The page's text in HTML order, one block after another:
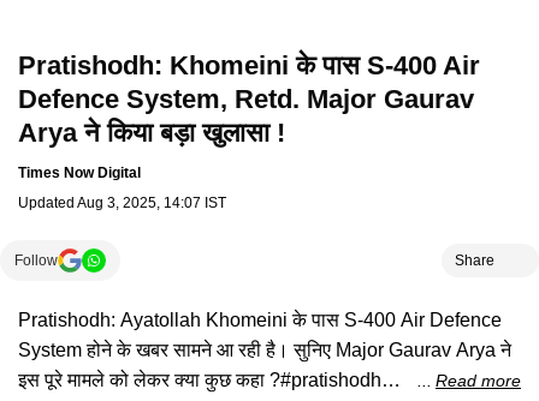
Playing in picture-in-picture
Pratishodh: Khomeini के पास S-400 Air
Defence System, Retd. Major Gaurav
Arya ने किया बड़ा खुलासा !
Times Now Digital
Updated Aug 3, 2025, 14:07 IST
Follow Share
Pratishodh: Ayatollah Khomeini के पास S-400 Air Defence
System होने के खबर सामने आ रही है। सुनिए Major Gaurav Arya ने
इस पूरे मामले को लेकर क्या कुछ कहा ?#pratishodh
Read more